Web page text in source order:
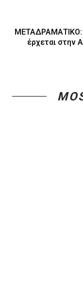
ΜΕΤΑΔΡΑΜΑΤΙΚΟ:
έρχεται στην